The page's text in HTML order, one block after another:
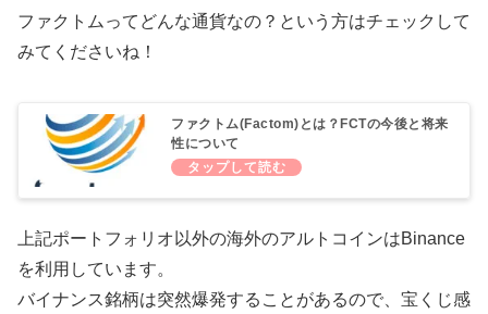
ファクトムってどんな通貨なの？という方はチェックして
みてくださいね！
ファクトム(Factom)とは？FCTの今後と将来
性について
上記ポートフォリオ以外の海外のアルトコインはBinance
を利用しています。
バイナンス銘柄は突然爆発することがあるので、宝くじ感